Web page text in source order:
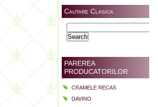
Cautare Clasica
for:
PAREREA
PRODUCATORILOR
CRAMELE RECAS
DAVINO